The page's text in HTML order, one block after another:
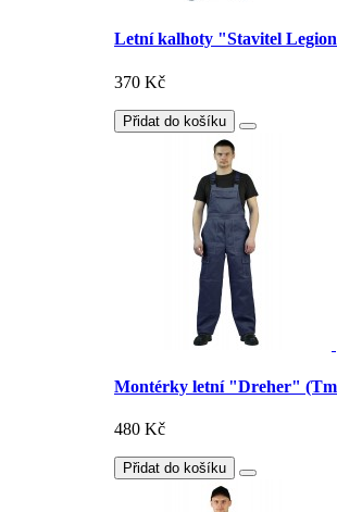
Letní kalhoty "Stavitel
370 Kč
Přidat do košíku
Montérky letní "Dreher"
480 Kč
Přidat do košíku